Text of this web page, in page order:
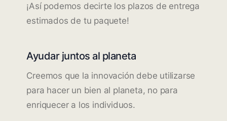
¡Así podemos decirte los plazos de entrega
estimados de tu paquete!
Ayudar juntos al planeta
Creemos que la innovación debe utilizarse
para hacer un bien al planeta, no para
enriquecer a los individuos.